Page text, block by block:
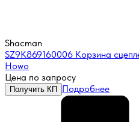
Shacman
SZ9K869160006 Корзина
Howo
Цена по запросу
Получить КП Подробнее